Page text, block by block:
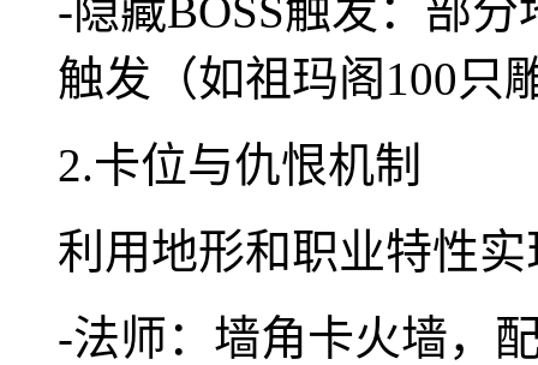
-隐藏BOSS触发：部
触发（如祖玛阁100只
2.卡位与仇恨机制
利用地形和职业特性实
-法师：墙角卡火墙，